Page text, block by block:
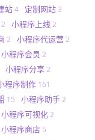
站4 定制网站 3
2 小程序上线 2
2 小程序代运营2
小程序会员 2
小程序分享2
程序制作 161
15 小程序助手2
小程序可视化2
小程序商店 5